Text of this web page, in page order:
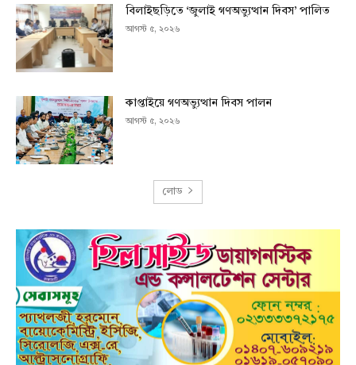
বিলাইছড়িতে ‘জুলাই গণঅভ্যুত্থান দিবস’ পালিত
আগস্ট ৫, ২০২৬
কাপ্তাইয়ে গণঅভ্যুত্থান দিবস পালন
আগস্ট ৫, ২০২৬
লোড